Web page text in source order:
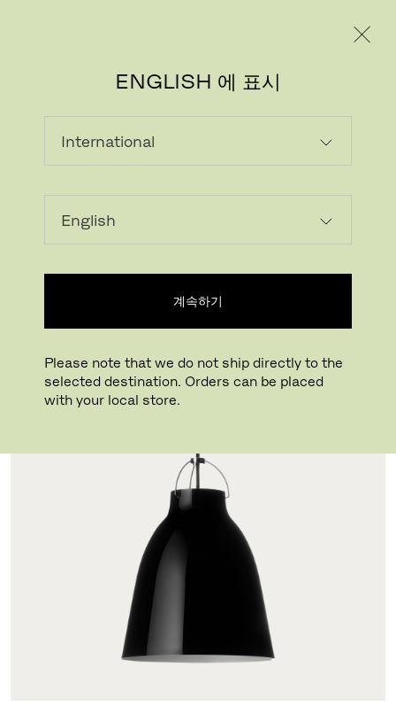
ENGLISH 에 표시
계속하기
Please note that we do not ship directly to the
selected destination. Orders can be placed
with your local store.
펜던트 램프
펜던트 램프
월 램프